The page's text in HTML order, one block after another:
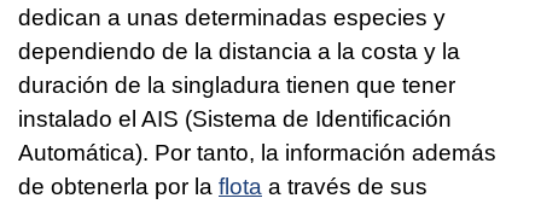
dedican a unas determinadas especies y
dependiendo de la distancia a la costa y la
duración de la singladura tienen que tener
instalado el AIS (Sistema de Identificación
Automática). Por tanto, la información además
de obtenerla por la flota a través de sus